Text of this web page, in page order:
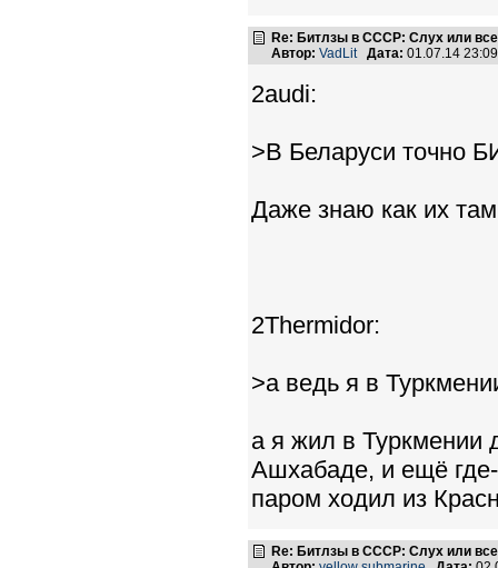
Re: Битлзы в СССР: Слух или
Автор: VadLit Дата: 01.07.14
2audi:
>В Беларуси точно
Даже знаю как их
2Thermidor:
>а ведь я в
а я жил в Туркмении
Ашхабаде, и ещё
паром ходил из
Re: Битлзы в СССР: Слух или